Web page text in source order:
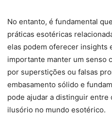
No entanto, é fundamental
práticas esotéricas
elas podem oferecer insights
importante manter um senso
por superstições ou falsas
embasamento sólido e
pode ajudar a distinguir entre
ilusório no mundo esotérico.